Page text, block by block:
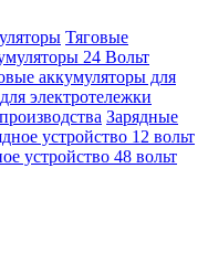
Тяговые
24 Вольт
аккумуляторы для
электротележки
Зарядные
устройство 12 вольт
устройство 48 вольт